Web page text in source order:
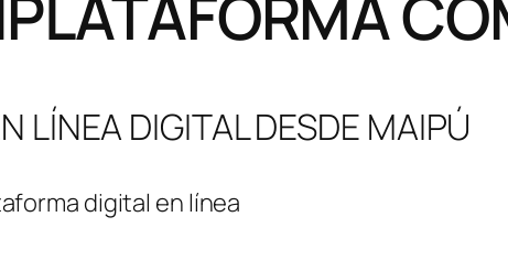
LÍNEA DIGITAL DESDE MAIPÚ
digital en línea